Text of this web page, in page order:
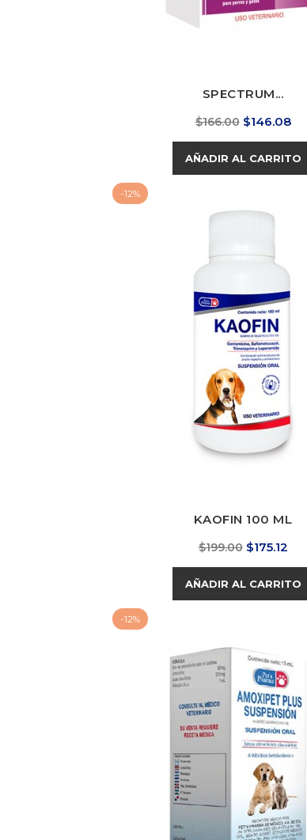
SPECTRUM...
Precio
$166.00 Precio
$146.08
AÑADIR AL CARRITO
-12%
KAOFIN 100 ML
Precio
$199.00 Precio
$175.12
AÑADIR AL CARRITO
-12%